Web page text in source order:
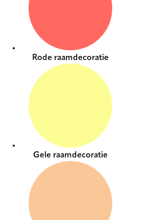
Rode raamdecoratie
Gele raamdecoratie